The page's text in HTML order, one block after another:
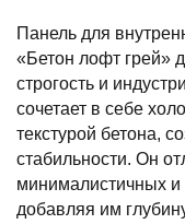
Панель для
«Бетон лофт грей»
строгость и
сочетает в себе
текстурой бетона,
стабильности. Он
минималистичных
добавляя им